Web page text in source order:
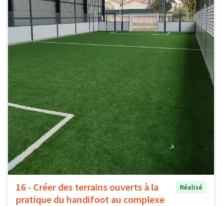
16 - Créer des terrains ouverts à la
pratique du handifoot au complexe
Réalisé